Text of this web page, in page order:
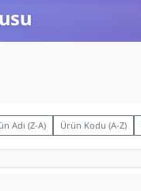
Adı (Z-A) Ürün Kodu (A-Z)